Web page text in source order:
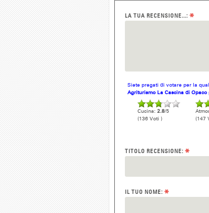
LA TUA RECENSIONE...: *
Siete pregati di votare per la
Agriturismo La Cascina di Opaco
Cucina: 2.8/5
(136 Voti )
(147
TITOLO RECENSIONE: *
IL TUO NOME: *